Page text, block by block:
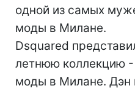
одной из самых
моды в Милане.
Dsquared
летнюю коллекцию
моды в Милане. Дэн